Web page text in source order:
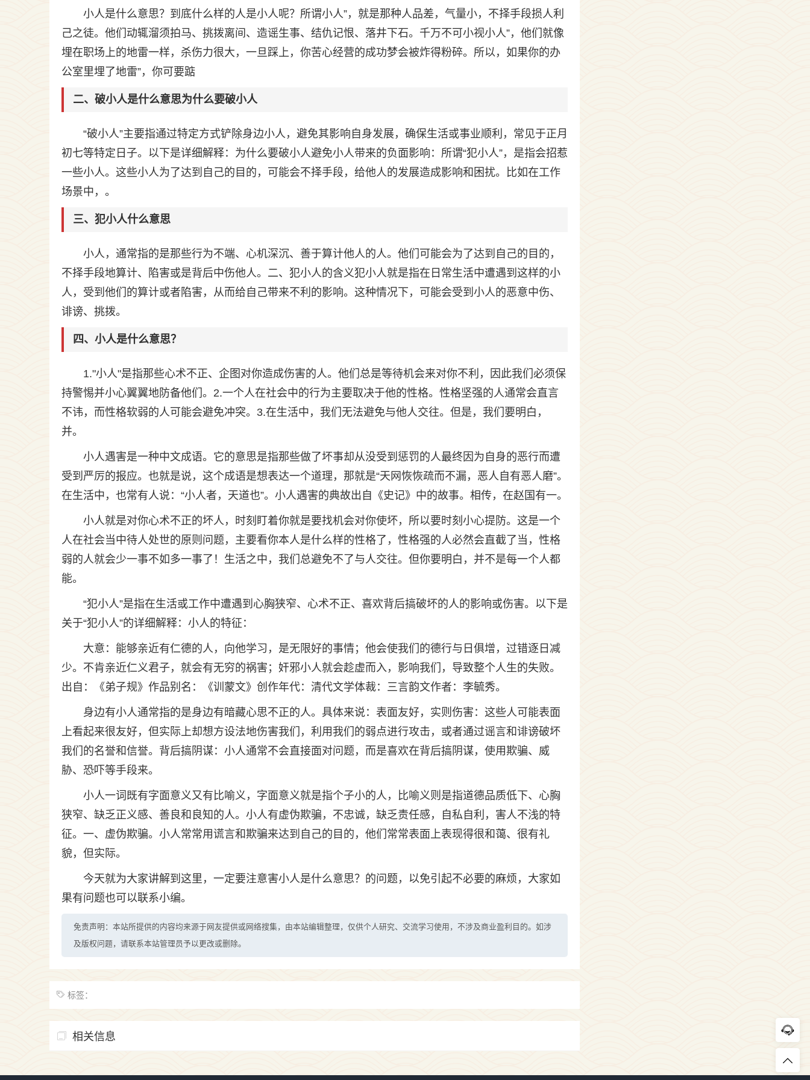
小人是什么意思？到底什么样的人是小人呢？所谓小人”，就是那种人品差，气量小，不择手段损人利
己之徒。他们动辄溜须拍马、挑拨离间、造谣生事、结仇记恨、落井下石。千万不可小视小人”，他们就像
埋在职场上的地雷一样，杀伤力很大，一旦踩上，你苦心经营的成功梦会被炸得粉碎。所以，如果你的办
公室里埋了地雷”，你可要踮
二、破小人是什么意思为什么要破小人
“破小人”主要指通过特定方式铲除身边小人，避免其影响自身发展，确保生活或事业顺利，常见于正月
初七等特定日子。以下是详细解释：为什么要破小人避免小人带来的负面影响：所谓“犯小人”，是指会招惹
一些小人。这些小人为了达到自己的目的，可能会不择手段，给他人的发展造成影响和困扰。比如在工作
场景中，。
三、犯小人什么意思
小人，通常指的是那些行为不端、心机深沉、善于算计他人的人。他们可能会为了达到自己的目的，
不择手段地算计、陷害或是背后中伤他人。二、犯小人的含义犯小人就是指在日常生活中遭遇到这样的小
人，受到他们的算计或者陷害，从而给自己带来不利的影响。这种情况下，可能会受到小人的恶意中伤、
诽谤、挑拨。
四、小人是什么意思？
1."小人"是指那些心术不正、企图对你造成伤害的人。他们总是等待机会来对你不利，因此我们必须保
持警惕并小心翼翼地防备他们。2.一个人在社会中的行为主要取决于他的性格。性格坚强的人通常会直言
不讳，而性格软弱的人可能会避免冲突。3.在生活中，我们无法避免与他人交往。但是，我们要明白，
并。
小人遇害是一种中文成语。它的意思是指那些做了坏事却从没受到惩罚的人最终因为自身的恶行而遭
受到严厉的报应。也就是说，这个成语是想表达一个道理，那就是“天网恢恢疏而不漏，恶人自有恶人磨”。
在生活中，也常有人说：“小人者，天道也”。小人遇害的典故出自《史记》中的故事。相传，在赵国有一。
小人就是对你心术不正的坏人，时刻盯着你就是要找机会对你使坏，所以要时刻小心提防。这是一个
人在社会当中待人处世的原则问题，主要看你本人是什么样的性格了，性格强的人必然会直截了当，性格
弱的人就会少一事不如多一事了！生活之中，我们总避免不了与人交往。但你要明白，并不是每一个人都
能。
“犯小人”是指在生活或工作中遭遇到心胸狭窄、心术不正、喜欢背后搞破坏的人的影响或伤害。以下是
关于“犯小人”的详细解释：小人的特征：
大意：能够亲近有仁德的人，向他学习，是无限好的事情；他会使我们的德行与日俱增，过错逐日减
少。不肯亲近仁义君子，就会有无穷的祸害；奸邪小人就会趁虚而入，影响我们，导致整个人生的失败。
出自：《弟子规》作品别名：《训蒙文》创作年代：清代文学体裁：三言韵文作者：李毓秀。
身边有小人通常指的是身边有暗藏心思不正的人。具体来说：表面友好，实则伤害：这些人可能表面
上看起来很友好，但实际上却想方设法地伤害我们，利用我们的弱点进行攻击，或者通过谣言和诽谤破坏
我们的名誉和信誉。背后搞阴谋：小人通常不会直接面对问题，而是喜欢在背后搞阴谋，使用欺骗、威
胁、恐吓等手段来。
小人一词既有字面意义又有比喻义，字面意义就是指个子小的人，比喻义则是指道德品质低下、心胸
狭窄、缺乏正义感、善良和良知的人。小人有虚伪欺骗，不忠诚，缺乏责任感，自私自利，害人不浅的特
征。一、虚伪欺骗。小人常常用谎言和欺骗来达到自己的目的，他们常常表面上表现得很和蔼、很有礼
貌，但实际。
今天就为大家讲解到这里，一定要注意害小人是什么意思？的问题，以免引起不必要的麻烦，大家如
果有问题也可以联系小编。
免责声明：本站所提供的内容均来源于网友提供或网络搜集，由本站编辑整理，仅供个人研究、交流学习使用，不涉及商业盈利目的。如涉
及版权问题，请联系本站管理员予以更改或删除。
标签：
相关信息